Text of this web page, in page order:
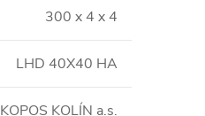
300 x 4 x 4
LHD 40X40 HA
KOPOS KOLÍN a.s.